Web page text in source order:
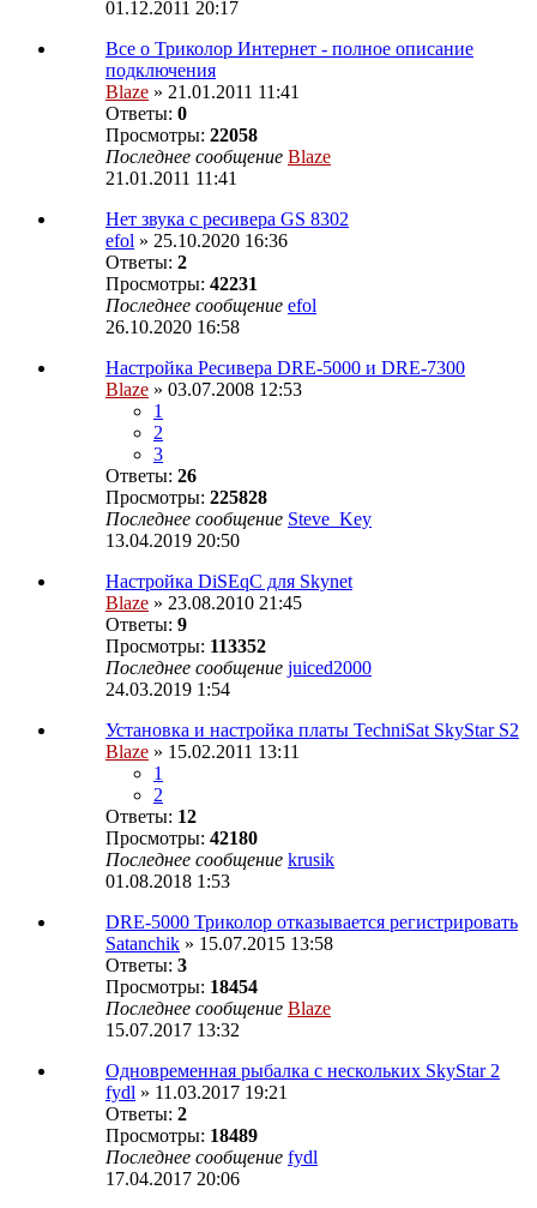
01.12.2011 20:17
Все о Триколор Интернет - полное описание
подключения
Blaze » 21.01.2011 11:41
Ответы: 0
Просмотры: 22058
Последнее сообщение Blaze
21.01.2011 11:41
Нет звука с ресивера GS 8302
efol » 25.10.2020 16:36
Ответы: 2
Просмотры: 42231
Последнее сообщение efol
26.10.2020 16:58
Настройка Ресивера DRE-5000 и DRE-7300
Blaze » 03.07.2008 12:53
1
2
3
Ответы: 26
Просмотры: 225828
Последнее сообщение Steve_Key
13.04.2019 20:50
Настройка DiSEqC для Skynet
Blaze » 23.08.2010 21:45
Ответы: 9
Просмотры: 113352
Последнее сообщение juiced2000
24.03.2019 1:54
Установка и настройка платы TechniSat SkyStar S2
Blaze » 15.02.2011 13:11
1
2
Ответы: 12
Просмотры: 42180
Последнее сообщение krusik
01.08.2018 1:53
DRE-5000 Триколор отказывается регистрировать
Satanchik » 15.07.2015 13:58
Ответы: 3
Просмотры: 18454
Последнее сообщение Blaze
15.07.2017 13:32
Одновременная рыбалка с нескольких SkyStar 2
fydl » 11.03.2017 19:21
Ответы: 2
Просмотры: 18489
Последнее сообщение fydl
17.04.2017 20:06